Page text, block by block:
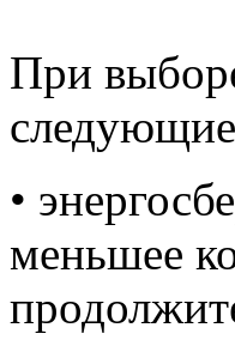
При
•
меньшее